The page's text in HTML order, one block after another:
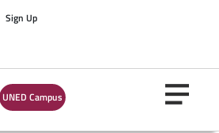
Sign Up
UNED Campus